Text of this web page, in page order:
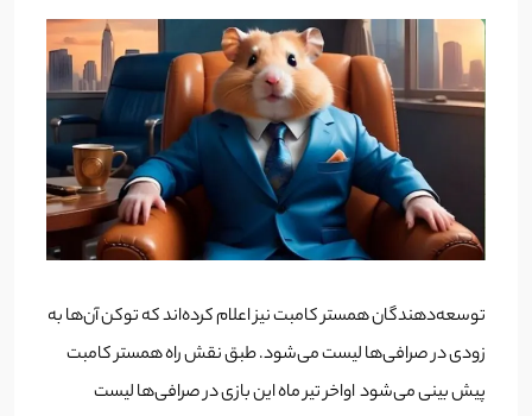
توسعه‌دهندگان همستر کامبت نیز اعلام کرده‌اند که توکن آن‌ها به
زودی در صرافی‌ها لیست می‌شود. طبق نقش راه همستر کامبت
پیش بینی می‌شود اواخر تیر ماه این بازی در صرافی‌ها لیست‌